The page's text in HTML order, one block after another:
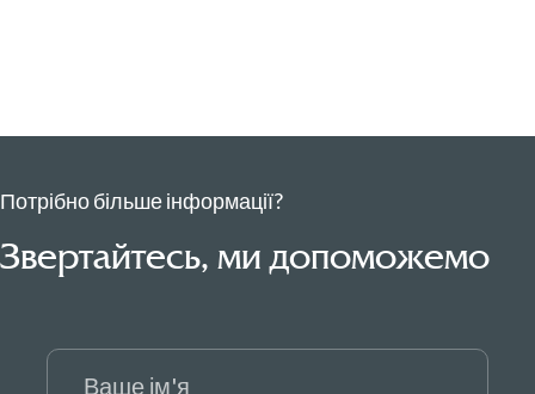
Потрібно більше інформації?
Звертайтесь, ми допоможемо